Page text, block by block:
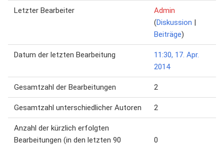
Letzter Bearbeiter
Admin
(Diskussion |
Beiträge)
Datum der letzten Bearbeitung
11:30, 17. Apr.
2014
Gesamtzahl der Bearbeitungen 2
Gesamtzahl unterschiedlicher Autoren 2
Anzahl der kürzlich erfolgten
Bearbeitungen (in den letzten 90
0